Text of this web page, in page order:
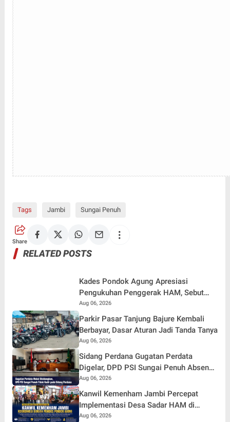
Tags Jambi Sungai Penuh
Share
RELATED POSTS
Kades Pondok Agung Apresiasi
Pengukuhan Penggerak HAM, Sebut
Jadi Nilai Tambah bagi Desa
Aug 06, 2026
Parkir Pasar Tanjung Bajure Kembali
Berbayar, Dasar Aturan Jadi Tanda Tanya
Aug 06, 2026
Sidang Perdana Gugatan Perdata
Digelar, DPD PSI Sungai Penuh Absen
Tanpa Keterangan
Aug 06, 2026
Kanwil Kemenham Jambi Percepat
Implementasi Desa Sadar HAM di
Pondok Agung
Aug 06, 2026